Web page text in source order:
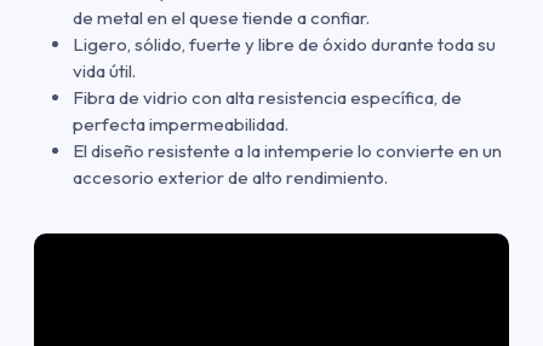
de metal en el quese tiende a confiar.
Ligero, sólido, fuerte y libre de óxido durante toda su
vida útil.
Fibra de vidrio con alta resistencia específica, de
perfecta impermeabilidad.
El diseño resistente a la intemperie lo convierte en un
accesorio exterior de alto rendimiento.